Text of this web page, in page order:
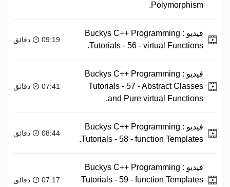
Polymorphism.
فيديو : Buckys C++ Programming
Tutorials - 56 - virtual Functions.
09:19 دقائق
فيديو : Buckys C++ Programming
Tutorials - 57 - Abstract Classes
and Pure virtual Functions.
07:41 دقائق
فيديو : Buckys C++ Programming
Tutorials - 58 - function Templates.
08:44 دقائق
فيديو : Buckys C++ Programming
Tutorials - 59 - function Templates
07:17 دقائق